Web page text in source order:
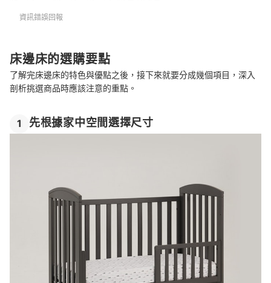
資訊錯誤回報
床邊床的選購要點
了解完床邊床的特色與優點之後，接下來就要分成幾個項目，深入
剖析挑選商品時應該注意的重點。
1 先根據家中空間選擇尺寸